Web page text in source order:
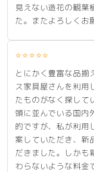
見えない造花の観葉
た。またよろしくお
⭐⭐⭐⭐⭐
とにかく豊富な品揃
ス家具屋さんを利用
たものがなく探して
頭に並んでいる国内
的ですが、私が利用
案していただき、新
だきました。しかも
わらないような料金